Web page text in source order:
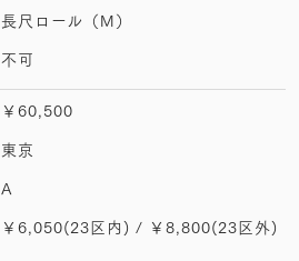
長尺ロール（M）
不可
￥60,500
東京
A
￥6,050(23区内) / ￥8,800(23区外)